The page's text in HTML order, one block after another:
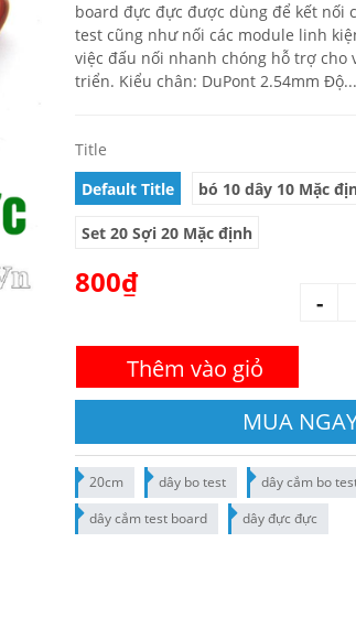
board đực đực được dùng để kết nối
test cũng như nối các module linh
việc đấu nối nhanh chóng hỗ trợ cho
triển. Kiểu chân: DuPont 2.54mm Độ...
Title
Default Title
bó 10 dây 10 Mặc
Set 20 Sợi 20 Mặc định
800₫
-
Thêm vào giỏ
MUA
20cm dây bo test dây cắm bo
dây cắm test board
dây đực đực